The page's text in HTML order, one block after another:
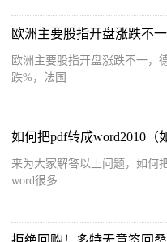
欧洲主要股指开盘涨跌不
欧洲主要股指开盘涨跌不一，
跌%，法国
如何把pdf转成word2010（
来为大家解答以上问题，如何
word很多